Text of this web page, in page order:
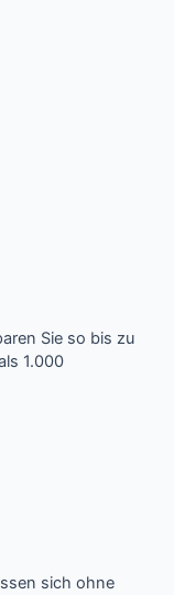
Sie so bis zu
1.000
sich ohne